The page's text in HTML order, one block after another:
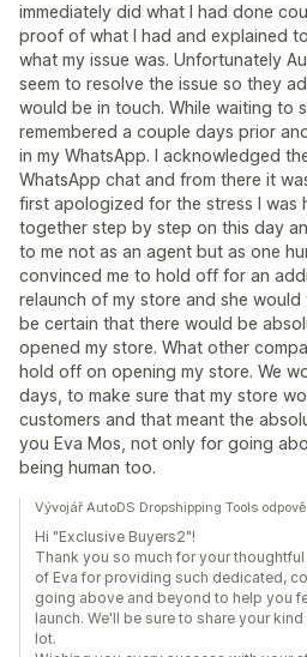
immediately did what I had done
proof of what I had and explained
what my issue was. Unfortunately
seem to resolve the issue so they
would be in touch. While waiting to
remembered a couple days prior
in my WhatsApp. I acknowledged
WhatsApp chat and from there it
first apologized for the stress I was
together step by step on this day
to me not as an agent but as one
convinced me to hold off for an
relaunch of my store and she
be certain that there would be
opened my store. What other
hold off on opening my store. We
days, to make sure that my store
customers and that meant the
you Eva Mos, not only for going
being human too.
Vývojář AutoDS Dropshipping Tools
Hi "Exclusive Buyers2"!
Thank you so much for your
of Eva for providing such dedicated,
going above and beyond to help you
launch. We'll be sure to share your
lot.